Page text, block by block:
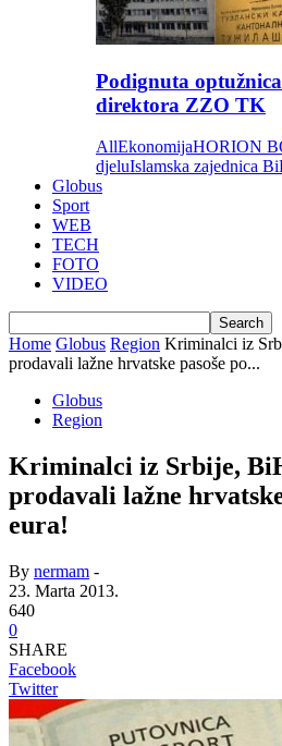
Podignuta
direktora ZZO TK
AllEkonomijaHORION
djeluIslamska zajednica
Globus
Sport
WEB
TECH
FOTO
VIDEO
Home Globus Region Kriminalci iz
prodavali lažne hrvatske pasoše po...
Globus
Region
Kriminalci iz Srbije,
prodavali lažne
eura!
By nermam -
23. Marta 2013.
640
0
SHARE
Facebook
Twitter